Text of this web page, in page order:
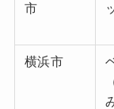
市
横浜市